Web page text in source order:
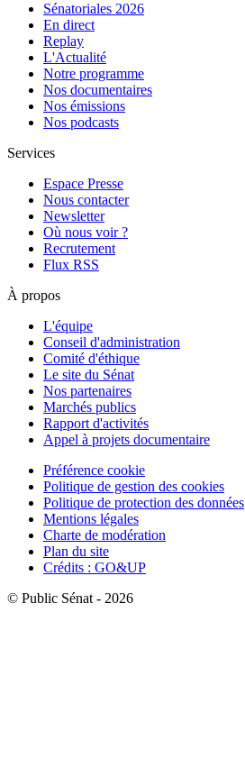
Sénatoriales 2026
En direct
Replay
L'Actualité
Notre programme
Nos documentaires
Nos émissions
Nos podcasts
Services
Espace Presse
Nous contacter
Newsletter
Où nous voir ?
Recrutement
Flux RSS
À propos
L'équipe
Conseil d'administration
Comité d'éthique
Le site du Sénat
Nos partenaires
Marchés publics
Rapport d'activités
Appel à projets documentaire
Préférence cookie
Politique de gestion des cookies
Politique de protection des données
Mentions légales
Charte de modération
Plan du site
Crédits : GO&UP
© Public Sénat - 2026